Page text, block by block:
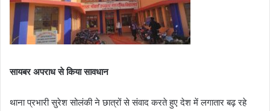
सायबर अपराध से किया सावधान
थाना प्रभारी सुरेश सोलंकी ने छात्रों से संवाद करते हुए देश में लगातार बढ़ रहे